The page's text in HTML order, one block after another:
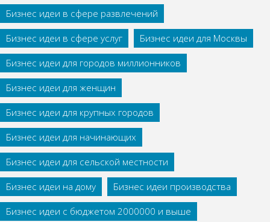
Бизнес идеи в сфере развлечений
Бизнес идеи в сфере услуг
Бизнес идеи для Москвы
Бизнес идеи для городов миллионников
Бизнес идеи для женщин
Бизнес идеи для крупных городов
Бизнес идеи для начинающих
Бизнес идеи для сельской местности
Бизнес идеи на дому
Бизнес идеи производства
Бизнес идеи с бюджетом 2000000 и выше